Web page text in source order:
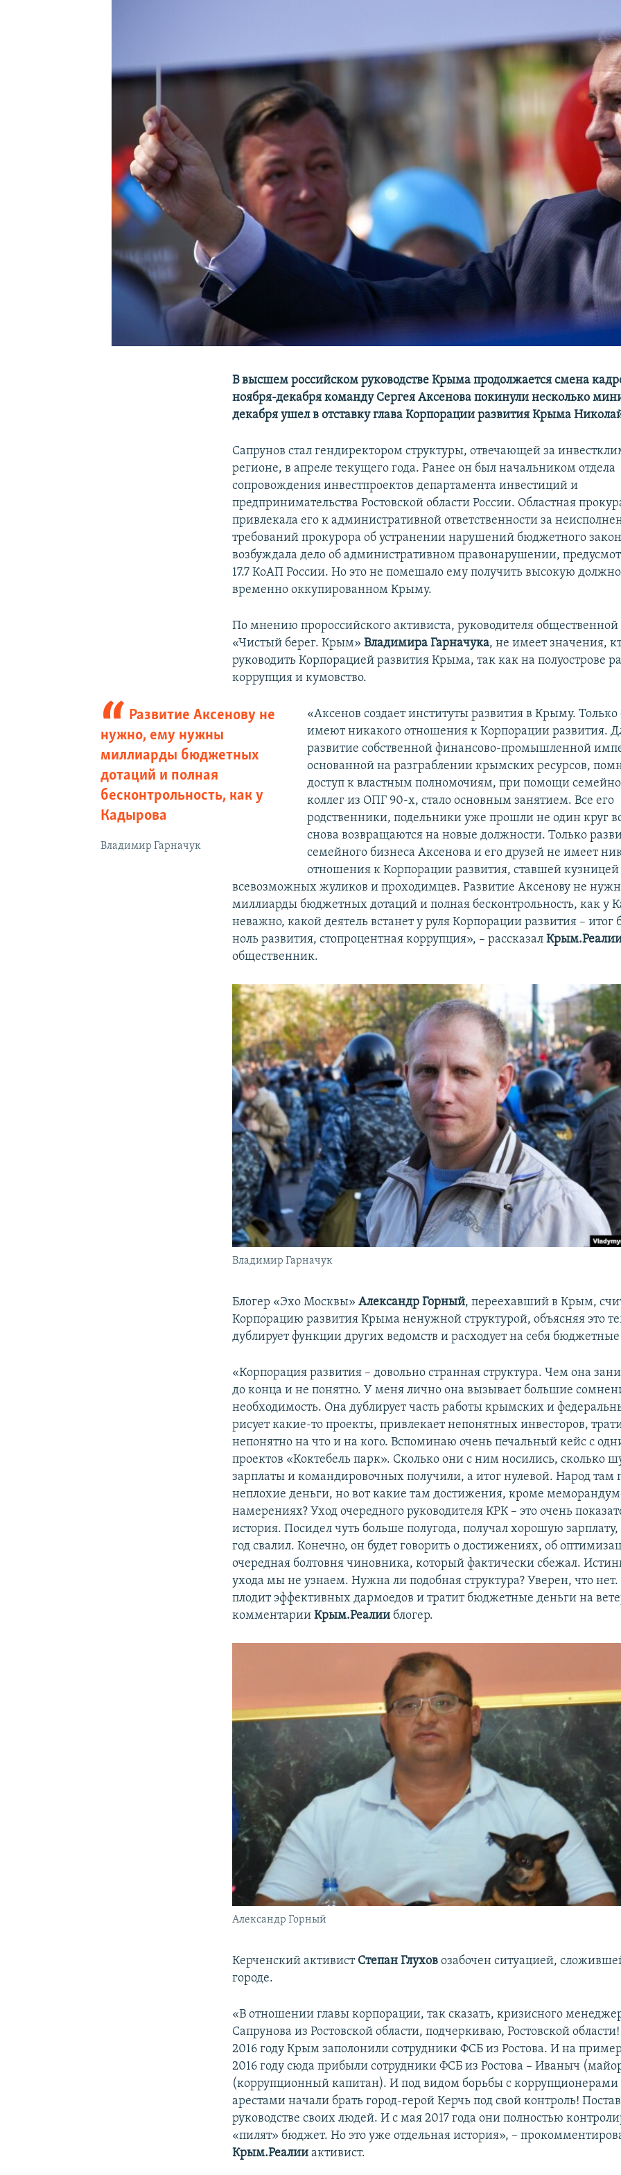
УКРАИНСКАЯ ПРОБЛЕМА КРЫМА
В высшем российском руководстве Крыма продолжается смена
ноября-декабря команду Сергея Аксенова покинули несколько
декабря ушел в отставку глава Корпорации развития Крыма
Сапрунов стал гендиректором структуры, отвечающей за
регионе, в апреле текущего года. Ранее он был начальником отдела
сопровождения инвестпроектов департамента инвестиций и
предпринимательства Ростовской области России. Областная
привлекала его к административной ответственности за
требований прокурора об устранении нарушений бюджетного
возбуждала дело об административном правонарушении,
17.7 КоАП России. Но это не помешало ему получить высокую
временно оккупированном Крыму.
По мнению пророссийского активиста, руководителя
«Чистый берег. Крым»Владимира Гарначука, не имеет значения,
руководить Корпорацией развития Крыма, так как на полуострове
коррупция и кумовство.
Развитие Аксенову не
нужно, ему нужны
миллиарды бюджетных
дотаций и полная
бесконтрольность, как у
Кадырова
Владимир Гарначук
«Аксенов создает институты развития в Крыму.
имеют никакого отношения к Корпорации развития.
развитие собственной финансово-промышленной
основанной на разграблении крымских ресурсов,
доступ к властным полномочиям, при помощи
коллег из ОПГ 90-х, стало основным занятием. Все его
родственники, подельники уже прошли не один круг
снова возвращаются на новые должности. Только
семейного бизнеса Аксенова и его друзей не имеет
отношения к Корпорации развития, ставшей кузницей
всевозможных жуликов и проходимцев. Развитие Аксенову не
миллиарды бюджетных дотаций и полная бесконтрольность, как у
неважно, какой деятель встанет у руля Корпорации развития – итог
ноль развития, стопроцентная коррупция», – рассказал
общественник.
Владимир Гарначук
Блогер «Эхо Москвы»Александр Горный, переехавший в Крым,
Корпорацию развития Крыма ненужной структурой, объясняя это
дублирует функции других ведомств и расходует на себя бюджетные
«Корпорация развития – довольно странная структура. Чем она
до конца и не понятно. У меня лично она вызывает большие
необходимость. Она дублирует часть работы крымских и
рисует какие-то проекты, привлекает непонятных инвесторов,
непонятно на что и на кого. Вспоминаю очень печальный кейс с
проектов «Коктебель парк». Сколько они с ним носились, сколько
зарплаты и командировочных получили, а итог нулевой. Народ там
неплохие деньги, но вот какие там достижения, кроме
намерениях? Уход очередного руководителя КРК – это очень
история. Посидел чуть больше полугода, получал хорошую
год свалил. Конечно, он будет говорить о достижениях, об
очередная болтовня чиновника, который фактически сбежал.
ухода мы не узнаем. Нужна ли подобная структура? Уверен, что
плодит эффективных дармоедов и тратит бюджетные деньги на
комментарииКрым.Реалии блогер.
Александр Горный
Керченский активист Степан Глухов озабочен ситуацией,
городе.
«В отношении главы корпорации, так сказать, кризисного
Сапрунова из Ростовской области, подчеркиваю, Ростовской
2016 году Крым заполонили сотрудники ФСБ из Ростова. И на
2016 году сюда прибыли сотрудники ФСБ из Ростова – Иваныч
(коррупционный капитан). И под видом борьбы с
арестами начали брать город-герой Керчь под свой контроль!
руководстве своих людей. И с мая 2017 года они полностью
«пилят» бюджет. Но это уже отдельная история», –
Крым.Реалии активист.